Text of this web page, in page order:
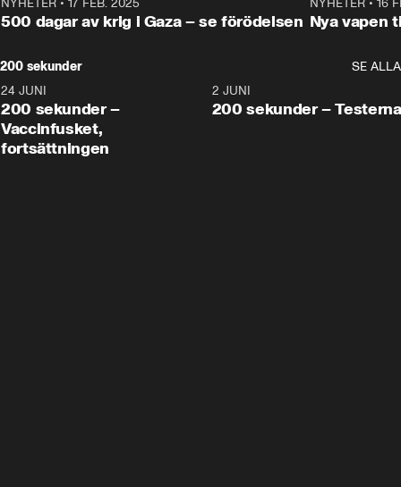
NYHETER • 17 FEB. 2025
500 dagar av krig i Gaza – se förödelsen
NYHETER• 16
Nya vapen
200 sekunder
SE ALLA
24 JUNI
200 sekunder –
Vaccinfusket,
fortsättningen
2 JUNI
200 sekunder – Testerna